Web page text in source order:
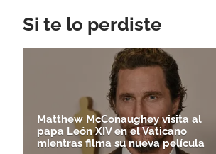
Si te lo perdiste
Matthew McConaughey visita al
papa León XIV en el Vaticano
mientras filma su nueva película